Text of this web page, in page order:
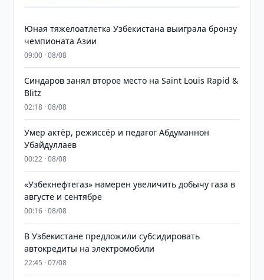
Юная тяжелоатлетка Узбекистана выиграла бронзу
чемпионата Азии
09:00 · 08/08
Синдаров занял второе место на Saint Louis Rapid &
Blitz
02:18 · 08/08
Умер актёр, режиссёр и педагог Абдуманнон
Убайдуллаев
00:22 · 08/08
«Узбекнефтегаз» намерен увеличить добычу газа в
августе и сентябре
00:16 · 08/08
В Узбекистане предложили субсидировать
автокредиты на электромобили
22:45 · 07/08